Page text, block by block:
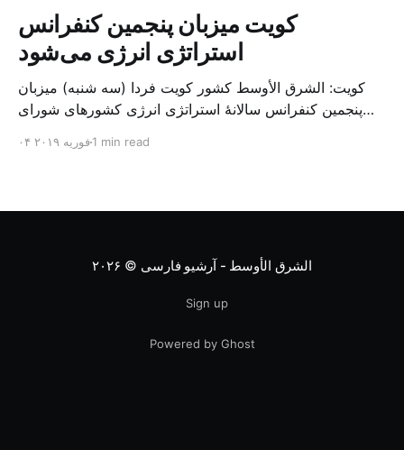
کویت میزبان پنجمین کنفرانس
استراتژی انرژی می‌شود
کویت: الشرق الأوسط کشور کویت فردا (سه شنبه) میزبان
پنجمین کنفرانس سالانهٔ استراتژی انرژی کشورهای شورای
متخصص از شرکت‌های جهانی نفت و گاز در این کنفرانس
۰۴ فوریه ۲۰۱۹1 min read
الشرق الأوسط - آرشیو فارسی © ۲۰۲۶
Sign up
Powered by Ghost